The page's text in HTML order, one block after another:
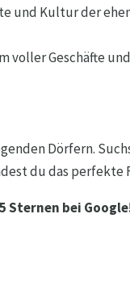
und Kultur der
voller Geschäfte
Dörfern.
du das
Sternen bei